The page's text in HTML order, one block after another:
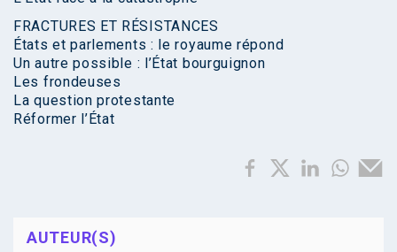
FRACTURES ET RÉSISTANCES
États et parlements : le royaume répond
Un autre possible : l’État bourguignon
Les frondeuses
La question protestante
Réformer l’État
AUTEUR(S)